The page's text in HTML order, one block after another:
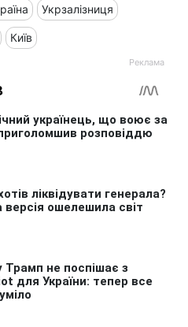
Укрзалізниця
Київ